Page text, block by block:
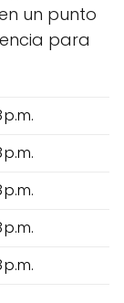
un punto
para
p.m.
p.m.
p.m.
p.m.
p.m.